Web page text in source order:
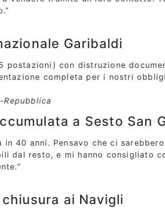
Garibaldi
con distruzione
completa per i nostri
a Sesto San
in 40 anni. Pensavo che ci
dal resto, e mi hanno consigliato
ai Navigli